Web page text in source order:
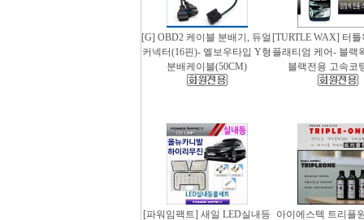
[G] OBD2 케이블 분배기, 듀얼
커넥터(16핀)- 엘보우타입 Y형
분배케이블(50CM)
[TURTLE WAX] 터
플래티엄 케어- 블랙
블랙전용 고속코
[파워임팩트] 새일 LED실내등 아이에스텍 트리플